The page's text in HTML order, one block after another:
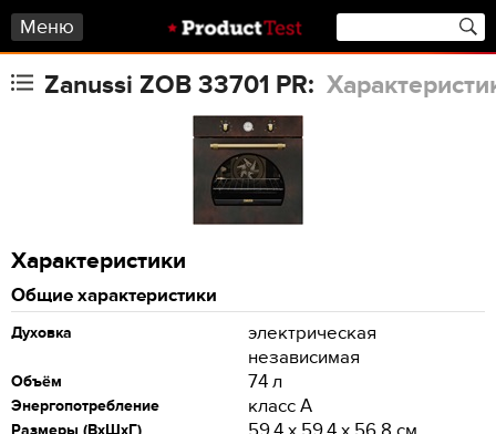
Меню
Zanussi ZOB 33701 PR:
Характеристики
Общие характеристики
Духовка
электрическая
независимая
Объём 74 л
Энергопотребление класс A
Размеры (ВхШхГ)